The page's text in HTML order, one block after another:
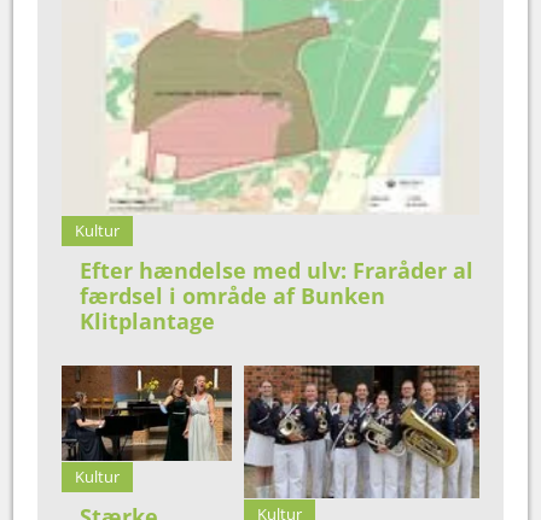
Kultur
Efter hændelse med ulv: Fraråder al
færdsel i område af Bunken
Klitplantage
Kultur
Kultur